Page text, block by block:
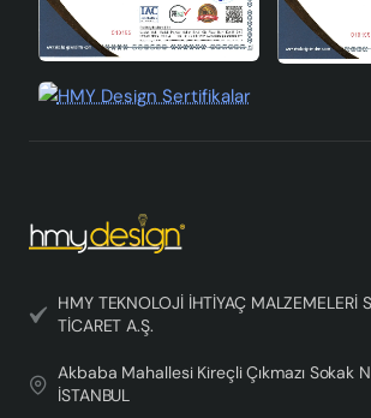
alanınıza farklı bir dokunuş katmak
Handmade Dekoratif Seramik Abajur ile
HMY TEKNOLOJİ İHTİYAÇ MALZEMELERİ
TİCARET A.Ş.
Akbaba Mahallesi Kireçli Çıkmazı Sokak
İSTANBUL